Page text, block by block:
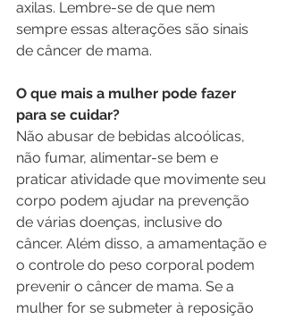
axilas. Lembre-se de que nem
sempre essas alterações são sinais
de câncer de mama.
O que mais a mulher pode fazer
para se cuidar?
Não abusar de bebidas alcoólicas,
não fumar, alimentar-se bem e
praticar atividade que movimente seu
corpo podem ajudar na prevenção
de várias doenças, inclusive do
câncer. Além disso, a amamentação e
o controle do peso corporal podem
prevenir o câncer de mama. Se a
mulher for se submeter à reposição